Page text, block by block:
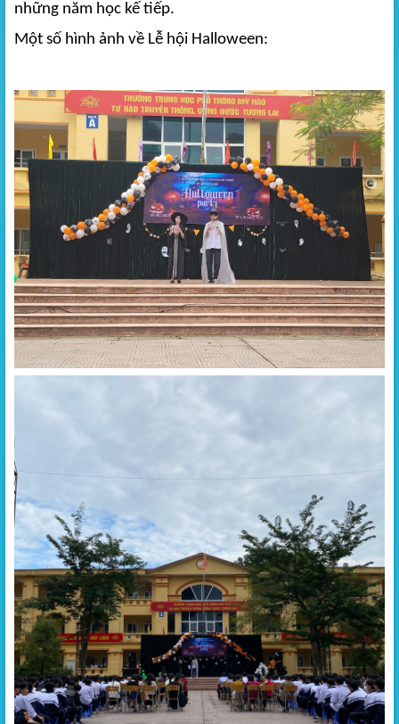
những năm học kế tiếp.
Một số hình ảnh về Lễ hội Halloween: